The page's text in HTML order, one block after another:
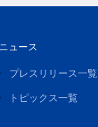
ニュース
プレスリリース一覧
トピックス一覧